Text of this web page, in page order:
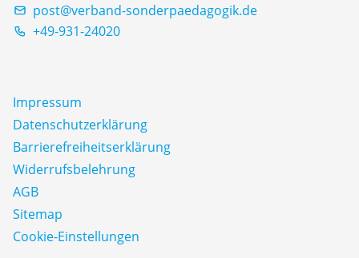
post@verband-sonderpaedagogik.de
+49-931-24020
Impressum
Datenschutz­erklärung
Barrierefreiheitserklärung
Widerrufsbelehrung
AGB
Sitemap
Cookie-Einstellungen